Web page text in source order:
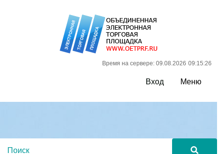
Время на сервере: 09.08.2026 09:15:27
Вход Меню